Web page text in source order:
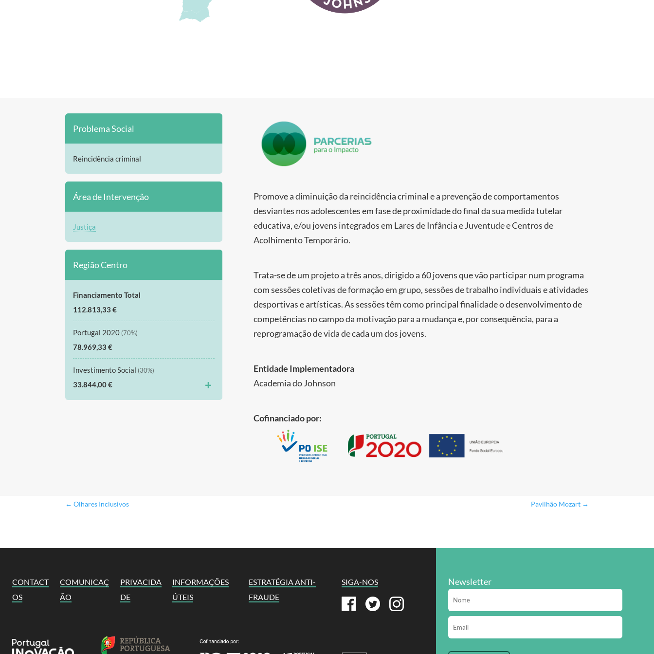
Problema Social
Reincidência criminal
Área de Intervenção
Justiça
Região Centro
Financiamento Total
112.813,33 €
Portugal 2020 (70%)
78.969,33 €
Investimento Social (30%)
33.844,00 € +
Promove a diminuição da reincidência criminal e a prevenção de comportamentos
desviantes nos adolescentes em fase de proximidade do final da sua medida tutelar
educativa, e/ou jovens integrados em Lares de Infância e Juventude e Centros de
Acolhimento Temporário.
Trata-se de um projeto a três anos, dirigido a 60 jovens que vão participar num programa
com sessões coletivas de formação em grupo, sessões de trabalho individuais e atividades
desportivas e artísticas. As sessões têm como principal finalidade o desenvolvimento de
competências no campo da motivação para a mudança e, por consequência, para a
reprogramação de vida de cada um dos jovens.
Entidade Implementadora
Academia do Johnson
Cofinanciado por:
← Olhares Inclusivos Pavilhão Mozart →
CONTACT
OS
COMUNICAÇ
ÃO
PRIVACIDA
DE
INFORMAÇÕES
ÚTEIS
ESTRATÉGIA ANTI-
FRAUDE
SIGA-NOS Newsletter